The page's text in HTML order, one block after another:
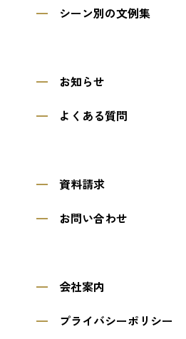
シーン別の文例集
お知らせ
よくある質問
資料請求
お問い合わせ
会社案内
プライバシーポリシー